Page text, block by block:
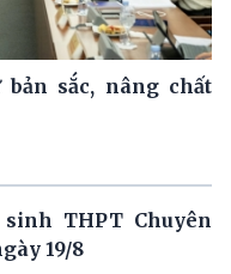
bản sắc, nâng chất
THPT Chuyên
19/8